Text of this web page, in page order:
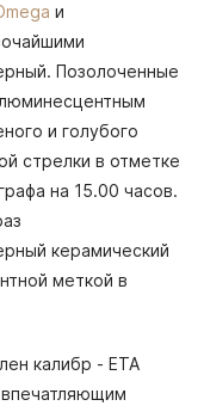
и
Позолоченные
и голубого
стрелки в отметке
на 15.00 часов.
керамический
меткой в
калибр - ETA